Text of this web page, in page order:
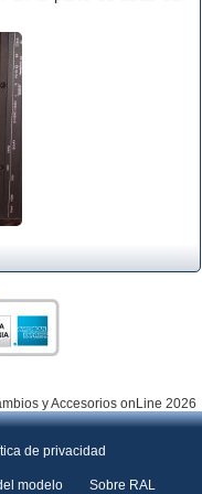
y Accesorios onLine 2026
de privacidad
modelo Sobre RAL